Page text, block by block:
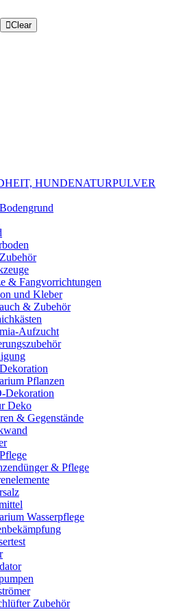
Clear
HUNDENATURPULVER
& Fangvorrichtungen
und Kleber
& Zubehör
Aufzucht
Pflanzen
Dekoration
Deko
& Gegenstände
& Pflege
Wasserpflege
Zubehör